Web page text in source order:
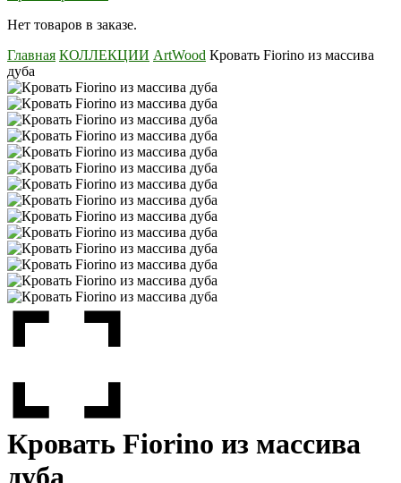
Нет товаров в заказе.
Главная КОЛЛЕКЦИИ ArtWood Кровать Fiorino из массива
дуба
Кровать Fiorino из массива